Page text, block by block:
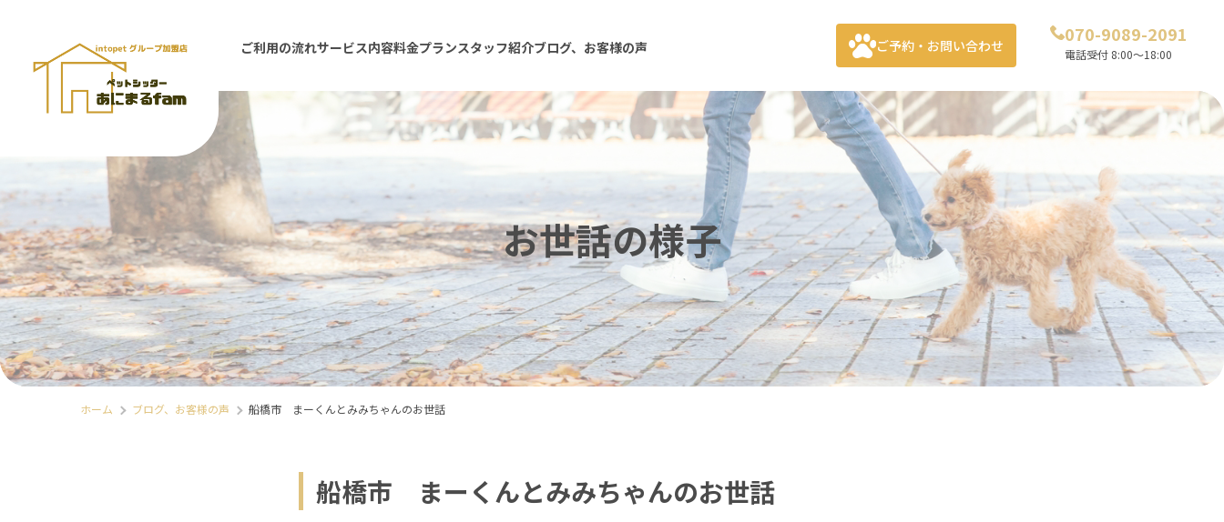
ご利用の流れサービス内容料金プランスタッフ紹介ブログ、お客様の声 ご予約・お問い合わせ 070-9089-2091
電話受付 8:00～18:00
お世話の様子
ホーム ブログ、お客様の声 船橋市 まーくんとみみちゃんのお世話
船橋市 まーくんとみみちゃんのお世話